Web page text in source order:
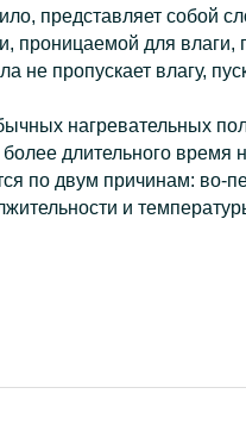
представляет собой
проницаемой для
не пропускает влагу,
нагревательных
длительного время
по двум причинам: во-
и